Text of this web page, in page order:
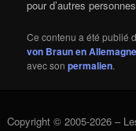
pour d’autres
Ce contenu a été publié
von Braun en Allemagne
avec sonpermalien.
Copyright © 2005-2026 –